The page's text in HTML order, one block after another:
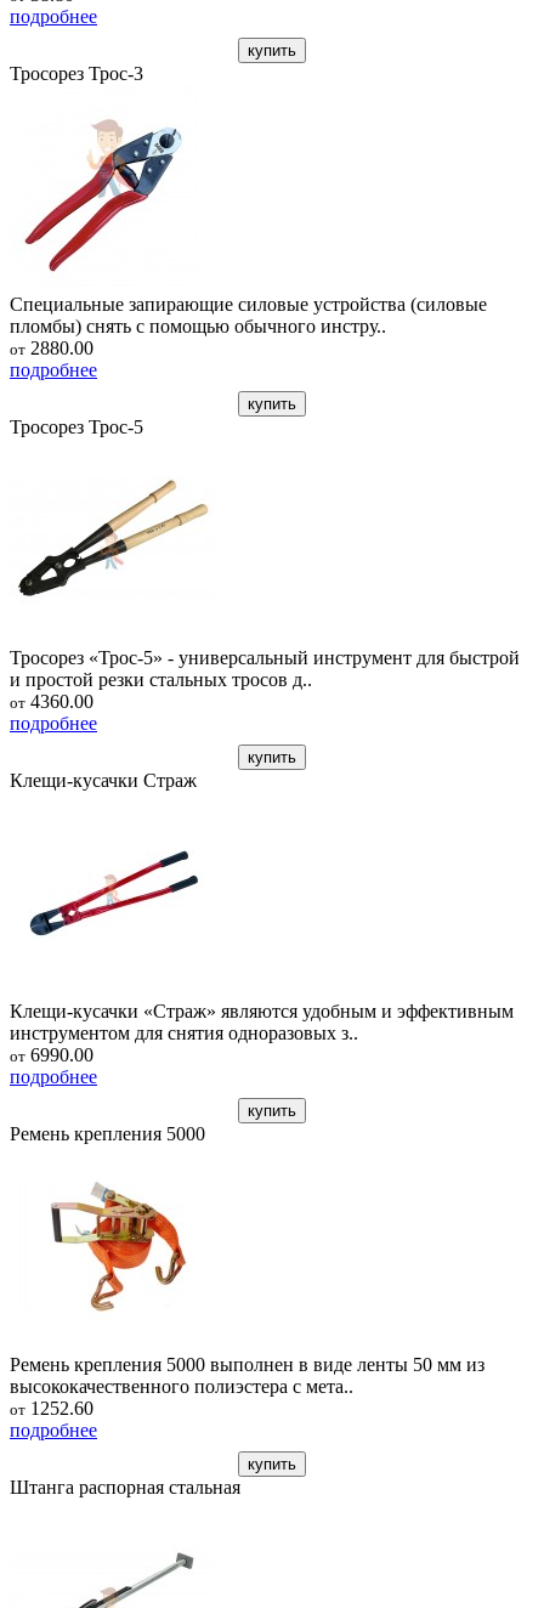
подробнее
купить
Тросорез Трос-3
Специальные запирающие силовые устройства (силовые
пломбы) снять с помощью обычного инстру..
от 2880.00
подробнее
купить
Тросорез Трос-5
Тросорез «Трос-5» - универсальный инструмент для быстрой
и простой резки стальных тросов д..
от 4360.00
подробнее
купить
Клещи-кусачки Страж
Клещи-кусачки «Страж» являются удобным и эффективным
инструментом для снятия одноразовых з..
от 6990.00
подробнее
купить
Ремень крепления 5000
Ремень крепления 5000 выполнен в виде ленты 50 мм из
высококачественного полиэстера с мета..
от 1252.60
подробнее
купить
Штанга распорная стальная